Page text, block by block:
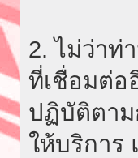
2. ไม่ว่าท่
ที่เชื่อมต่อ
ปฏิบัติตาม
ให้บริการ